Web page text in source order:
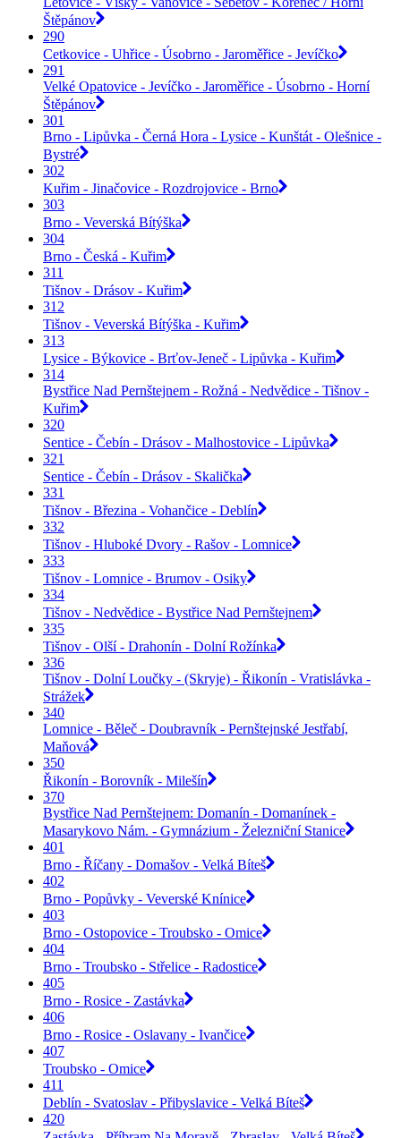
Štěpánov
290
Cetkovice - Uhřice - Úsobrno - Jaroměřice - Jevíčko
291
Velké Opatovice - Jevíčko - Jaroměřice - Úsobrno - Horní
Štěpánov
301
Brno - Lipůvka - Černá Hora - Lysice - Kunštát - Olešnice -
Bystré
302
Kuřim - Jinačovice - Rozdrojovice - Brno
303
Brno - Veverská Bítýška
304
Brno - Česká - Kuřim
311
Tišnov - Drásov - Kuřim
312
Tišnov - Veverská Bítýška - Kuřim
313
Lysice - Býkovice - Brťov-Jeneč - Lipůvka - Kuřim
314
Bystřice Nad Pernštejnem - Rožná - Nedvědice - Tišnov -
Kuřim
320
Sentice - Čebín - Drásov - Malhostovice - Lipůvka
321
Sentice - Čebín - Drásov - Skalička
331
Tišnov - Březina - Vohančice - Deblín
332
Tišnov - Hluboké Dvory - Rašov - Lomnice
333
Tišnov - Lomnice - Brumov - Osiky
334
Tišnov - Nedvědice - Bystřice Nad Pernštejnem
335
Tišnov - Olší - Drahonín - Dolní Rožínka
336
Tišnov - Dolní Loučky - (Skryje) - Řikonín - Vratislávka -
Strážek
340
Lomnice - Běleč - Doubravník - Pernštejnské Jestřabí,
Maňová
350
Řikonín - Borovník - Milešín
370
Bystřice Nad Pernštejnem: Domanín - Domanínek -
Masarykovo Nám. - Gymnázium - Železniční Stanice
401
Brno - Říčany - Domašov - Velká Bíteš
402
Brno - Popůvky - Veverské Knínice
403
Brno - Ostopovice - Troubsko - Omice
404
Brno - Troubsko - Střelice - Radostice
405
Brno - Rosice - Zastávka
406
Brno - Rosice - Oslavany - Ivančice
407
Troubsko - Omice
411
Deblín - Svatoslav - Přibyslavice - Velká Bíteš
420